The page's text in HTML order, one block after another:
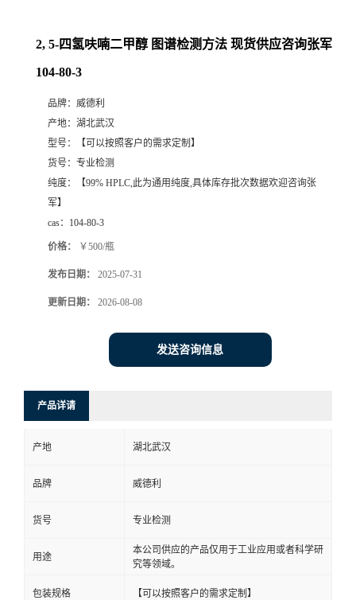
2, 5-四氢呋喃二甲醇 图谱检测方法 现货供应咨询张军
104-80-3
品牌： 威德利
产地： 湖北武汉
型号：
【可以按照客户的需求定制】
货号： 专业检测
纯度：
【99% HPLC,此为通用纯度,具体库存批次数据欢迎咨询张
军】
cas： 104-80-3
价格： ￥500/瓶
发布日期： 2025-07-31
更新日期： 2026-08-08
发送咨询信息
产品详请
产地 湖北武汉
品牌 威德利
货号 专业检测
用途
本公司供应的产品仅用于工业应用或者科学研
究等领域。
包装规格 【可以按照客户的需求定制】